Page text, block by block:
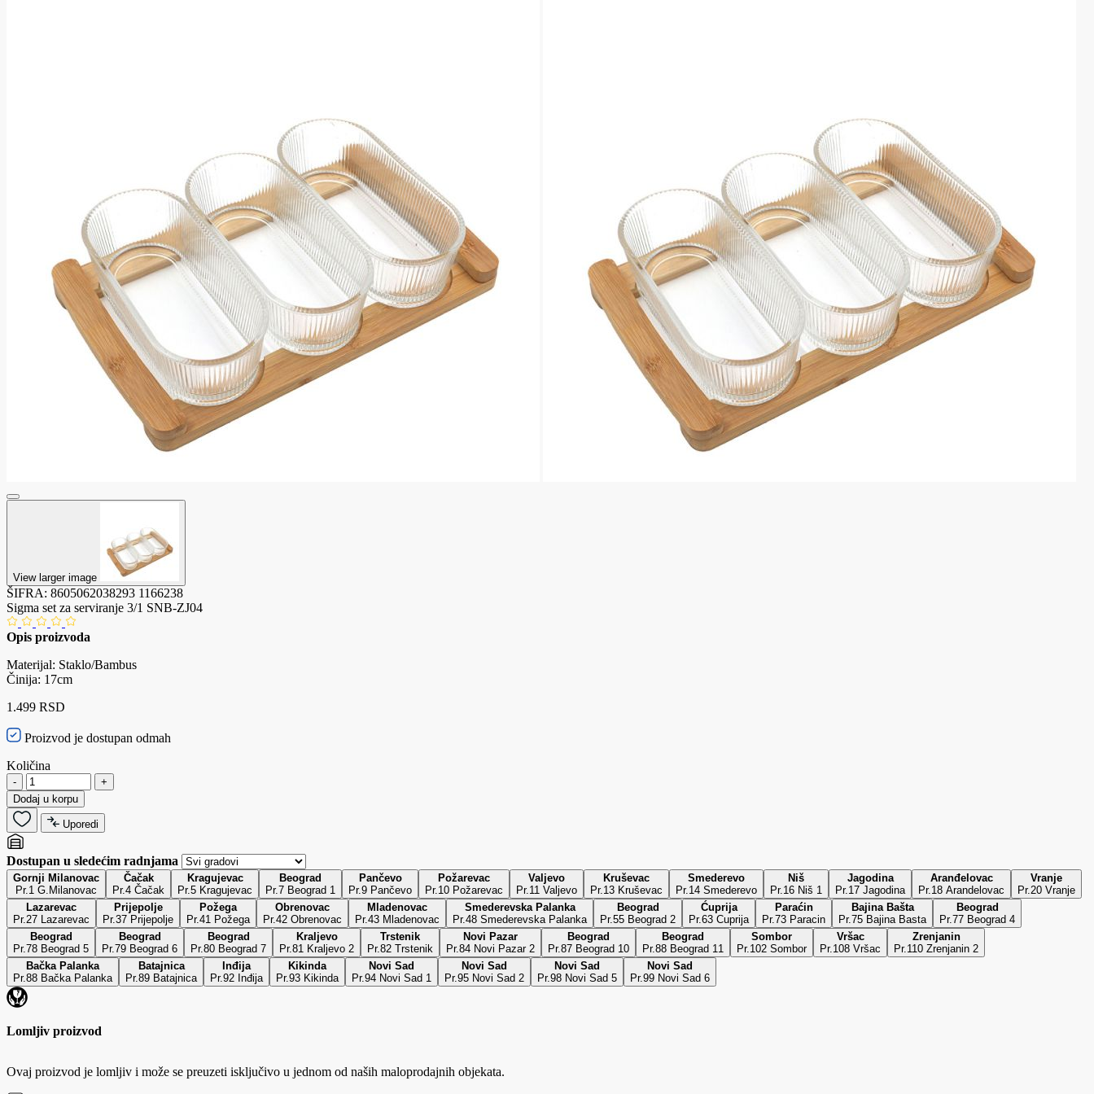
View larger image
ŠIFRA: 8605062038293 1166238
Sigma set za serviranje 3/1 SNB-ZJ04
Opis proizvoda
Materijal: Staklo/Bambus
Činija: 17cm
1.499 RSD
Proizvod je dostupan odmah
Količina
-
+
Dodaj u korpu
Uporedi
Dostupan u sledećim radnjama
Gornji Milanovac
Pr.1 G.Milanovac
Čačak
Pr.4 Čačak
Kragujevac
Pr.5 Kragujevac
Beograd
Pr.7 Beograd 1
Pančevo
Pr.9 Pančevo
Požarevac
Pr.10 Požarevac
Valjevo
Pr.11 Valjevo
Kruševac
Pr.13 Kruševac
Smederevo
Pr.14 Smederevo
Niš
Pr.16 Niš 1
Jagodina
Pr.17 Jagodina
Aranđelovac
Pr.18 Arandelovac
Vranje
Pr.20 Vranje
Lazarevac
Pr.27 Lazarevac
Prijepolje
Pr.37 Prijepolje
Požega
Pr.41 Požega
Obrenovac
Pr.42 Obrenovac
Mladenovac
Pr.43 Mladenovac
Smederevska Palanka
Pr.48 Smederevska Palanka
Beograd
Pr.55 Beograd 2
Ćuprija
Pr.63 Cuprija
Paraćin
Pr.73 Paracin
Bajina Bašta
Pr.75 Bajina Basta
Beograd
Pr.77 Beograd 4
Beograd
Pr.78 Beograd 5
Beograd
Pr.79 Beograd 6
Beograd
Pr.80 Beograd 7
Kraljevo
Pr.81 Kraljevo 2
Trstenik
Pr.82 Trstenik
Novi Pazar
Pr.84 Novi Pazar 2
Beograd
Pr.87 Beograd 10
Beograd
Pr.88 Beograd 11
Sombor
Pr.102 Sombor
Vršac
Pr.108 Vršac
Zrenjanin
Pr.110 Zrenjanin 2
Bačka Palanka
Pr.88 Bačka Palanka
Batajnica
Pr.89 Batajnica
Inđija
Pr.92 Inđija
Kikinda
Pr.93 Kikinda
Novi Sad
Pr.94 Novi Sad 1
Novi Sad
Pr.95 Novi Sad 2
Novi Sad
Pr.98 Novi Sad 5
Novi Sad
Pr.99 Novi Sad 6
Lomljiv proizvod
Ovaj proizvod je lomljiv i može se preuzeti isključivo u jednom od naših maloprodajnih objekata.